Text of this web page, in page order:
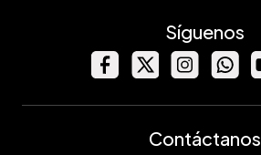
Síguenos
Contáctanos